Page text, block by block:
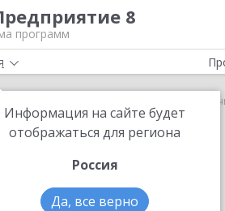
8
программ
Информация на сайте будет
отображаться для региона
Россия
Да, все верно
1С-ЭДО в
1С-ЭДО